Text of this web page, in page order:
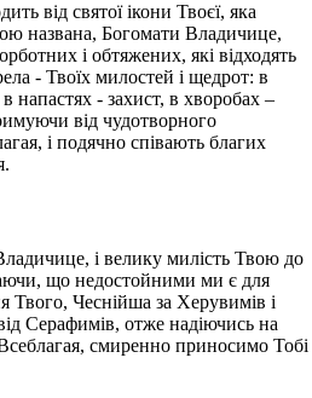
від святої ікони Твоєї, яка
названа, Богомати Владичице,
і обтяжених, які відходять
- Твоїх милостей і щедрот: в
напастях - захист, в хворобах –
від чудотворного
і подячно співають благих
і велику милість Твою до
що недостойними ми є для
Твого, Чеснійша за Херувимів і
Серафимів, отже надіючись на
смиренно приносимо Тобі